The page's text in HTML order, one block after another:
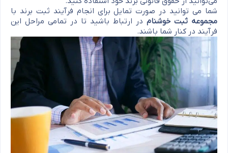
شما می توانید در صورت تمایل برای انجام فرآیند ثبت برند با
مجموعه ثبت خوشنام در ارتباط باشید تا در تمامی مراحل این
فرآیند در کنار شما باشند.